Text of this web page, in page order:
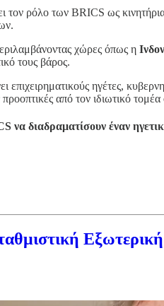
τον ρόλο των BRICS ως
χώρες όπως η
τους βάρος.
ηγέτες,
από τον ιδιωτικό
να διαδραματίσουν έναν